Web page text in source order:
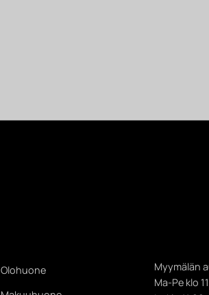
Olohuone
Myymälän
Ma-Pe klo